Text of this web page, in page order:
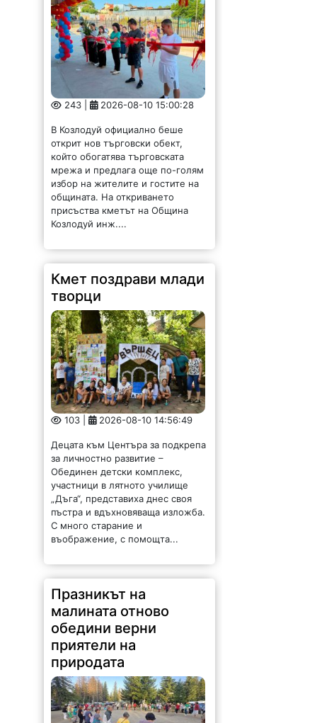
243 | 2026-08-10 15:00:28
В Козлодуй официално беше
открит нов търговски обект,
който обогатява търговската
мрежа и предлага още по-голям
избор на жителите и гостите на
общината. На откриването
присъства кметът на Община
Козлодуй инж....
Кмет поздрави млади
творци
103 | 2026-08-10 14:56:49
Децата към Центъра за подкрепа
за личностно развитие –
Обединен детски комплекс,
участници в лятното училище
„Дъга“, представиха днес своя
пъстра и вдъхновяваща изложба.
С много старание и
въображение, с помощта...
Празникът на
малината отново
обедини верни
приятели на
природата